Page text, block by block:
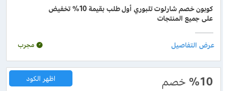
كوبون خصم شارلوت تلبوري أول طلب بقيمة 10% تخفيض
على جميع المنتجات
مجرب
%10 خصم اظهر الكود